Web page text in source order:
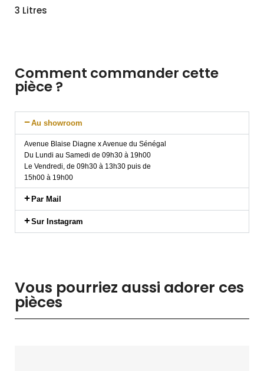
3 Litres
Comment commander cette
pièce ?
Au showroom
Avenue Blaise Diagne x Avenue du Sénégal
Du Lundi au Samedi de 09h30 à 19h00
Le Vendredi, de 09h30 à 13h30 puis de
15h00 à 19h00
Par Mail
Sur Instagram
Vous pourriez aussi adorer ces
pièces